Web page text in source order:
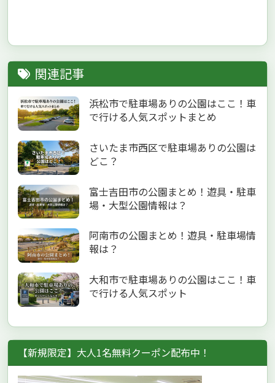
関連記事
浜松市で駐車場ありの公園はここ！車
で行ける人気スポットまとめ
さいたま市西区で駐車場ありの公園は
どこ？
富士吉田市の公園まとめ！遊具・駐車
場・大型公園情報は？
阿南市の公園まとめ！遊具・駐車場情
報は？
大和市で駐車場ありの公園はここ！車
で行ける人気スポット
【新規限定】大人1名無料クーポン配布中！